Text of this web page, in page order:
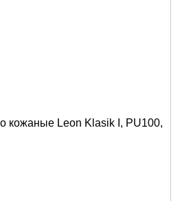
кожаные Leon Klasik I, PU100,